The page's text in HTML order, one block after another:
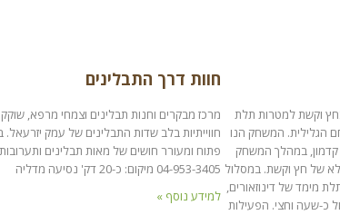
וקשת למטרות תלת
הגלילית. המשחק הנו
קדמון, במהלך המשחק
של חץ וקשת. במסלול
מימד של דינוזאורים,
כ-שעה וחצי. הפעילות
חוות דרך התבלינים
מרכז מבקרים וחנות תבלינים וצמחי מרפא, שוקק
חווייתיות בלב שדות התבלינים של עמק יזרעאל.
פתוח ומעורר חושים של מאות תבלינים
04-953-3405 מיקום: כ-20 דק' נסיעה מדליה
למידע נוסף »